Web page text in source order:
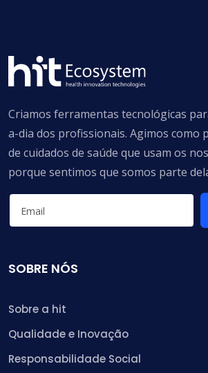
Criamos ferramentas tecnológicas
a-dia dos profissionais. Agimos como
de cuidados de saúde que usam os
porque sentimos que somos parte
SOBRE NÓS
Sobre a hit
Qualidade e Inovação
Responsabilidade Social